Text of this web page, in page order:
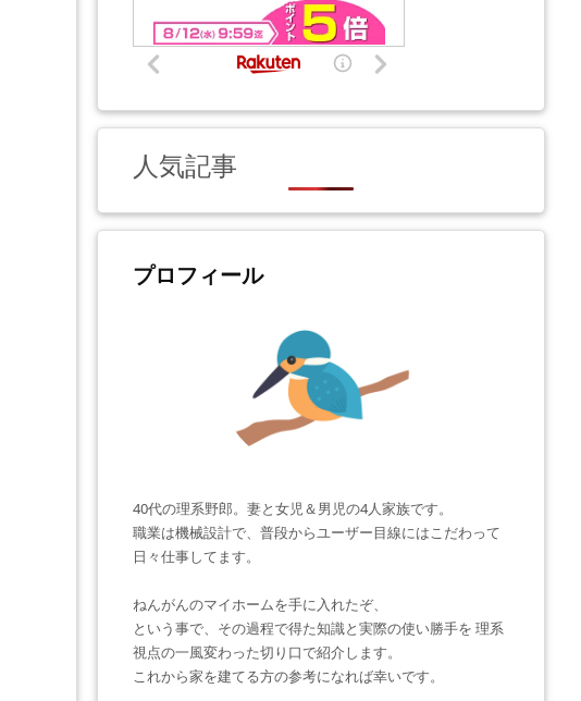
人気記事
プロフィール
40代の理系野郎。妻と女児＆男児の4人家族です。
職業は機械設計で、普段からユーザー目線にはこだわって
日々仕事してます。
ねんがんのマイホームを手に入れたぞ、
という事で、その過程で得た知識と実際の使い勝手を 理系
視点の一風変わった切り口で紹介します。
これから家を建てる方の参考になれば幸いです。